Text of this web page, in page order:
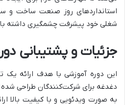
استانداردهای روز صنعت ساخت و
شغلی خود پیشرفت چشمگیری داشته
جزئیات و پشتیبانی
این دوره آموزشی با هدف ارائه یک
دغدغه برای شرکت‌کنندگان طراحی
به صورت ویدئویی و با کیفیت بالا